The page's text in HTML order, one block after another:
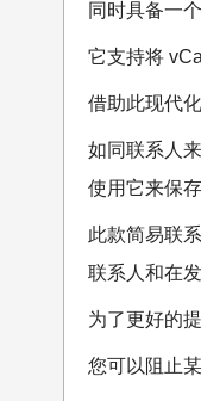
同时具备一
它支持将
借助此现代
如同联系人
使用它来保
此款简易联
联系人和在
为了更好的
您可以阻止